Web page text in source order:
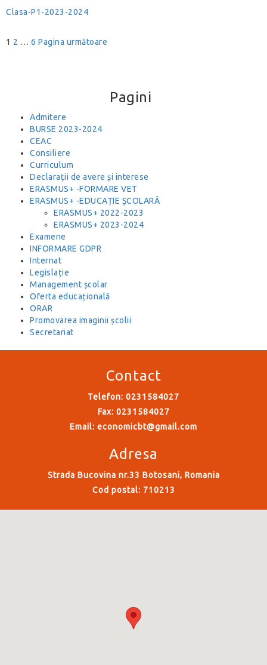
Clasa-P1-2023-2024
Navigare
Pagină
1 Pagină
2 … Pagină
6 Pagina următoare
Pagini
Admitere
BURSE 2023-2024
CEAC
Consiliere
Curriculum
Declarații de avere și interese
ERASMUS+ -FORMARE VET
ERASMUS+ -EDUCAȚIE ȘCOLARĂ
ERASMUS+ 2022-2023
ERASMUS+ 2023-2024
Examene
INFORMARE GDPR
Internat
Legislație
Management școlar
Oferta educațională
ORAR
Promovarea imaginii școlii
Secretariat
Contact
Telefon: 0231584027
Fax: 0231584027
Email: economicbt@gmail.com
Adresa
Strada Bucovina nr.33 Botosani, Romania
Cod postal: 710213